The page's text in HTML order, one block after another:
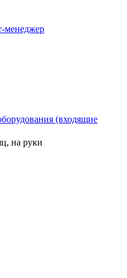
менеджер
(входящие
на руки